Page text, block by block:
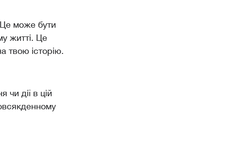
може бути
житті. Це
твою історію.
чи дії в цій